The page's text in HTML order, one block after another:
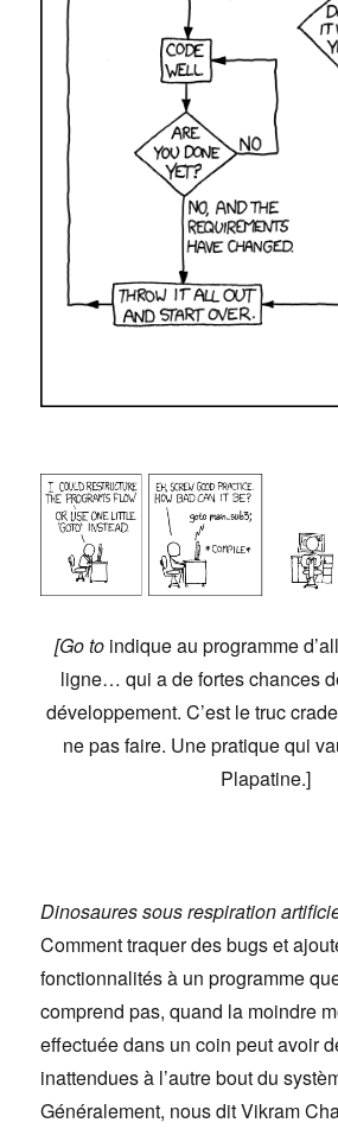
[Go toindique au programme
ligne… qui a de fortes chances
développement. C’est le truc
ne pas faire. Une pratique qui
Plapatine.]
Dinosaures sous respiration
Comment traquer des bugs et
fonctionnalités à un programme
comprend pas, quand la moindre
effectuée dans un coin peut avoir
inattendues à l’autre bout du
Généralement, nous dit Vikram